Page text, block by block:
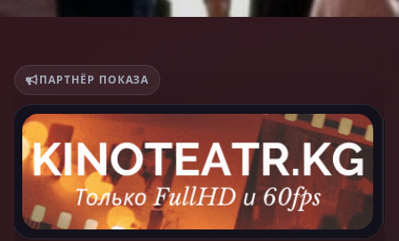
ПАРТНЁР ПОКАЗА